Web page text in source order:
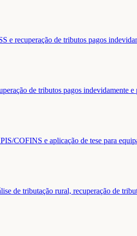
e recuperação de tributos pagos
de tributos pagos indevidamente e
COFINS e aplicação de tese para
de tributação rural, recuperação de